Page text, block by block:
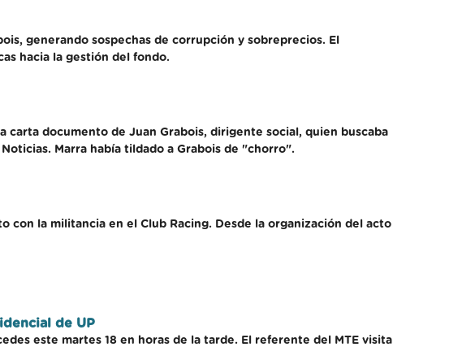
generando sospechas de corrupción y sobreprecios. El
hacia la gestión del fondo.
carta documento de Juan Grabois, dirigente social, quien buscaba
Marra había tildado a Grabois de "chorro".
con la militancia en el Club Racing. Desde la organización del acto
de UP
este martes 18 en horas de la tarde. El referente del MTE visita